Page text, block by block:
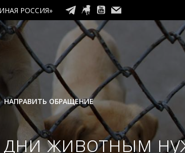
РОССИЯ»
НАПРАВИТЬ ОБРАЩЕНИЕ
животным